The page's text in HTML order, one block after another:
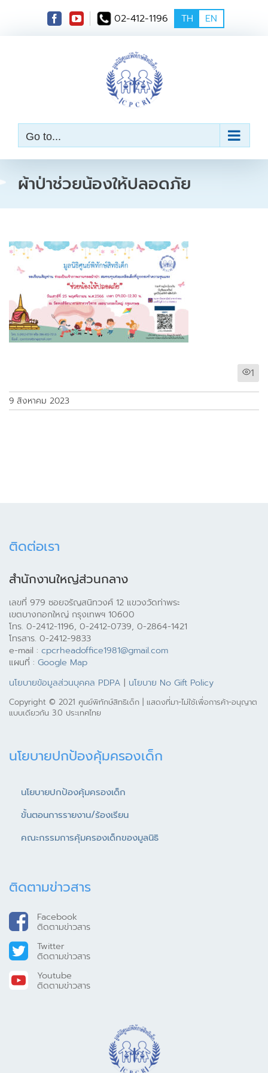
t
02-412-1196 TH EN
Go to...
ผ้าป่าช่วยน้องให้ปลอดภัย
1
9 สิงหาคม 2023
ติดต่อเรา
สำนักงานใหญ่ส่วนกลาง
เลขที่ 979 ซอยจรัญสนิทวงศ์ 12 แขวงวัดท่าพระ
เขตบางกอกใหญ่ กรุงเทพฯ 10600
โทร. 0-2412-1196, 0-2412-0739, 0-2864-1421
โทรสาร. 0-2412-9833
e-mail : cpcrheadoffice1981@gmail.com
แผนที่ : Google Map
นโยบายข้อมูลส่วนบุคคล PDPA | นโยบาย No Gift Policy
Copyright © 2021 ศูนย์พิทักษ์สิทธิเด็ก | แสดงที่มา-ไม่ใช้เพื่อการค้า-อนุญาต
แบบเดียวกัน 3.0 ประเทศไทย
นโยบายปกป้องคุ้มครองเด็ก
นโยบายปกป้องคุ้มครองเด็ก
ขั้นตอนการรายงาน/ร้องเรียน
คณะกรรมการคุ้มครองเด็กของมูลนิธิ
ติดตามข่าวสาร
Facebook
ติดตามข่าวสาร
Twitter
ติดตามข่าวสาร
Youtube
ติดตามข่าวสาร